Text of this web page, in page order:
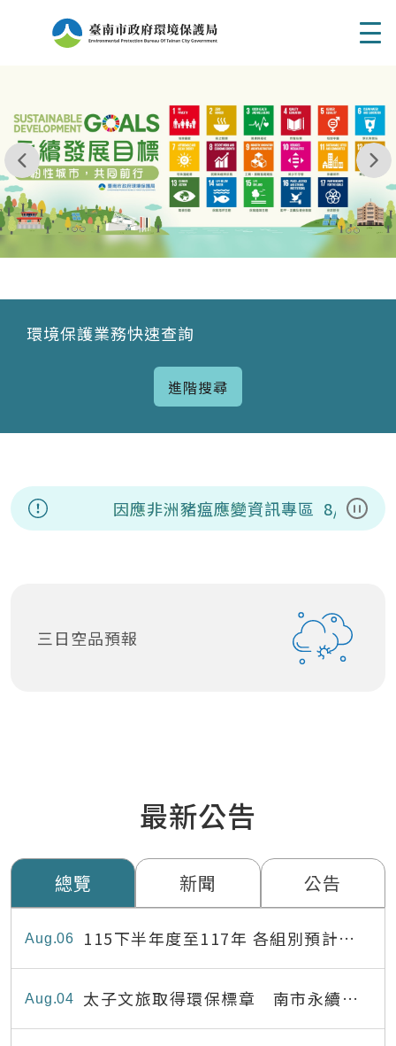
環境保護業務快速查詢
進階搜尋
暫停
因應非洲豬瘟應變資訊專區 8/7(五)城
三日空品預報
最新公告
總覽 新聞 公告
06
Aug
115下半年度至117年 各組別預計出
缺員額表
04
Aug
太子文旅取得環保標章 南市永續旅
宿達22家